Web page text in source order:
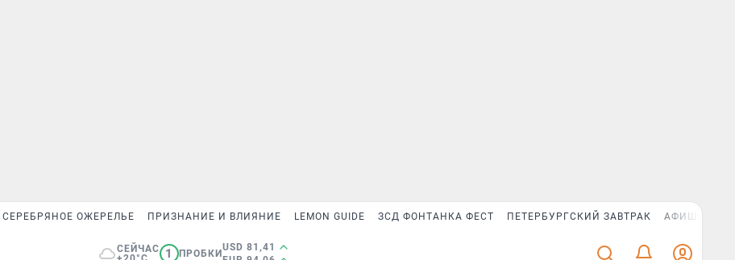
СЕРЕБРЯНОЕ ОЖЕРЕЛЬЕ ПРИЗНАНИЕ И ВЛИЯНИЕ LEMON GUIDE ЗСД ФОНТАНКА ФЕСТ ПЕТЕРБУРГСКИЙ ЗАВТРАК АФИША PLUS
СЕЙЧАС
1 ПРОБКИ
USD 81,41